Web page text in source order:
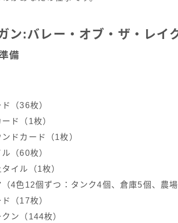
ン:バレー・オブ・ザ・レイ
備
（36枚）
ド（1枚）
ンドカード（1枚）
（60枚）
イル（1枚）
（4色12個ずつ：タンク4個、倉庫5個、農場
（17枚）
クン（144枚）